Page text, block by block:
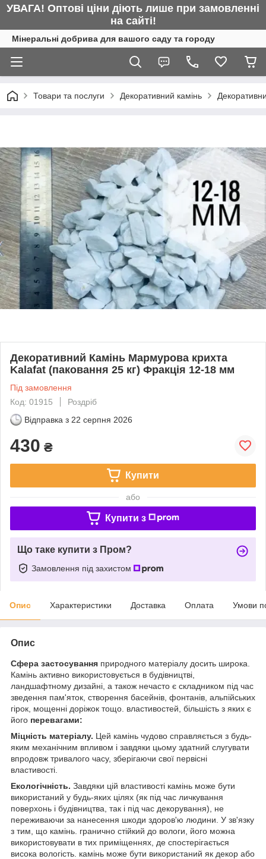
УВАГА! Оптові ціни діють лише при замовленні
на сайті!
Мінеральні добрива для вашого саду та городу
Товари та послуги Декоративний камінь
Декоративний Камінь Мармурова крихта
Kalafat (паковання 25 кг) Фракція 12-18 мм
Під замовлення
Код: 01915
Роздріб
Відправка з 22 серпня 2026
430 ₴
Купити
або
Купити з
Що таке купити з Пром?
Замовлення під захистом
Опис Характеристики Доставка Оплата Умови
Опис
Сфера застосування природного матеріалу досить широка.
Камінь активно використовується в будівництві,
ландшафтному дизайні, а також нечасто є складником під час
зведення пам'яток, створення басейнів, фонтанів, альпійських
гірок, мощенні доріжок тощо. властивостей, більшість з яких є
його перевагами:
Міцність матеріалу. Цей камінь чудово справляється з будь-
яким механічним впливом і завдяки цьому здатний слугувати
впродовж тривалого часу, зберігаючи свої первісні
властивості.
Екологічність. Завдяки цій властивості камінь може бути
використаний у будь-яких цілях (як під час личкування
поверхонь і будівництва, так і під час декорування), не
переживаючи за нанесення шкоди здоров'ю людини. У зв'язку
з тим, що камінь. гранично стійкий до вологи, його можна
використовувати в тих приміщеннях, де спостерігається
висока вологість. камінь може бути використаний як декор або